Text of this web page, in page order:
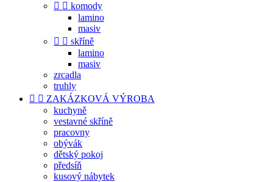
  komody
lamino
masiv
  skříně
lamino
masiv
zrcadla
truhly
  ZAKÁZKOVÁ VÝROBA
kuchyně
vestavné skříně
pracovny
obývák
dětský pokoj
předsíň
kusový nábytek